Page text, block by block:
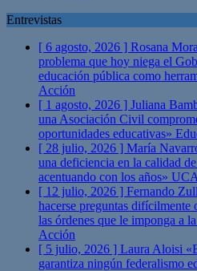
Entrevistas
[ 6 agosto, 2026 ] Rosana
problema que hoy niega el
educación pública como
Acción
[ 1 agosto, 2026 ] Juliana
una Asociación Civil
oportunidades educativas»
[ 28 julio, 2026 ] María
una deficiencia en la calidad
acentuando con los años»
[ 12 julio, 2026 ] Fernando
hacerse preguntas difícilmente
las órdenes que le imponga a
Acción
[ 5 julio, 2026 ] Laura Aloisi
garantiza ningún federalismo